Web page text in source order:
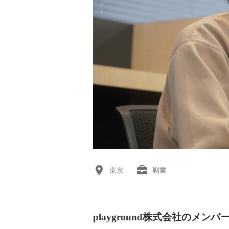
東京 副業
playground株式会社のメンバ